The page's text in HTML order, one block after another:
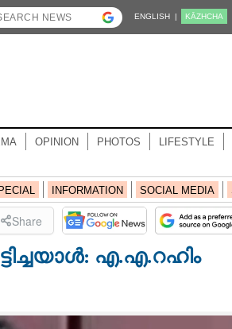
ENGLISH | KĀZHCHA
OPINION PHOTOS LIFESTYLE
INFORMATION SOCIAL MEDIA
Share
എ.എ.റഹിം